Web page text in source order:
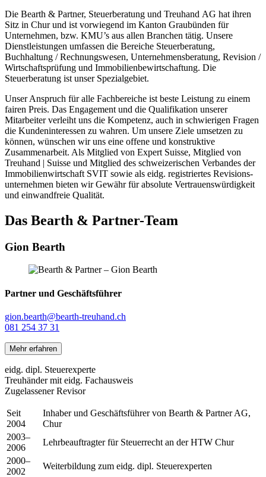
Die Bearth & Partner, Steuerberatung und Treuhand AG hat ihren
Sitz in Chur und ist vorwiegend im Kanton Graubünden für
Unternehmen, bzw. KMU’s aus allen Branchen tätig. Unsere
Dienstleistungen umfassen die Bereiche Steuerberatung,
Buchhaltung / Rechnungswesen, Unternehmens­beratung, Revision /
Wirtschaftsprüfung und Immobilien­bewirtschaftung. Die
Steuerberatung ist unser Spezialgebiet.
Unser Anspruch für alle Fachbereiche ist beste Leistung zu einem
fairen Preis. Das Engagement und die Qualifikation unserer
Mitarbeiter verleiht uns die Kompetenz, auch in schwierigen Fragen
die Kunden­interessen zu wahren. Um unsere Ziele umsetzen zu
können, wünschen wir uns eine offene und konstruktive
Zusammenarbeit. Als Mitglied von Expert Suisse, Mitglied von
Treuhand | Suisse und Mitglied des schweizerischen Verbandes der
Immobilien­wirtschaft SVIT sowie als eidg. registriertes Revisions­
unternehmen bieten wir Gewähr für absolute Vertrauens­würdigkeit
und einwandfreie Qualität.
Das Bearth & Partner-Team
Gion Bearth
Partner und Geschäftsführer
gion.bearth@bearth-treuhand.ch
081 254 37 31
Mehr erfahren
eidg. dipl. Steuerexperte
Treuhänder mit eidg. Fachausweis
Zugelassener Revisor
Seit
2004
Inhaber und Geschäftsführer von Bearth & Partner AG,
Chur
2003–
2006
Lehrbeauftragter für Steuerrecht an der HTW Chur
2000–
2002
Weiterbildung zum eidg. dipl. Steuerexperten